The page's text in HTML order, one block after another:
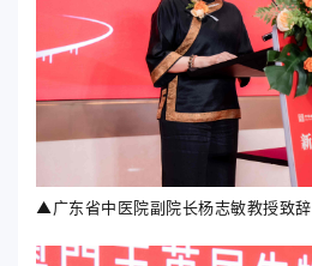
▲广东省中医院副院长杨志敏教授致辞